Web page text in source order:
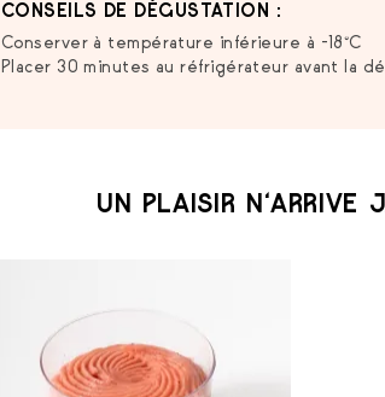
CONSEILS DE DÉGUSTATION :
Conserver à température inférieure à -18°C
Placer 30 minutes au réfrigérateur avant la
UN PLAISIR N‘ARRIVE